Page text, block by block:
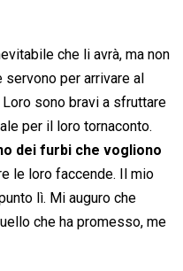
che li avrà, ma non
per arrivare al
sono bravi a sfruttare
per il loro tornaconto.
dei furbi che vogliono
le loro faccende. Il mio
lì. Mi auguro che
che ha promesso, me